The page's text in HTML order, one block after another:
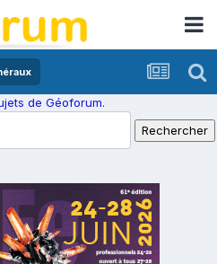
de Géoforum.